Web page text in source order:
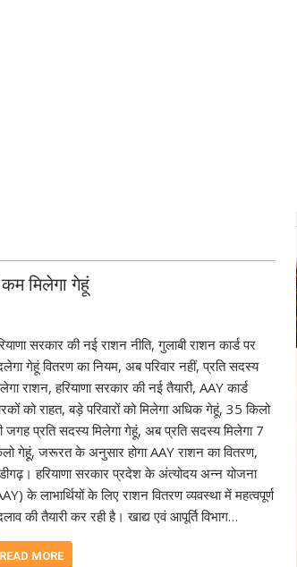
कम मिलेगा गेहूं
सरकार की नई राशन नीति, गुलाबी राशन कार्ड पर
गेहूं वितरण का नियम, अब परिवार नहीं, प्रति सदस्य
राशन, हरियाणा सरकार की नई तैयारी, AAY कार्ड
को राहत, बड़े परिवारों को मिलेगा अधिक गेहूं, 35 किलो
जगह प्रति सदस्य मिलेगा गेहूं, अब प्रति सदस्य मिलेगा 7
गेहूं, जरूरत के अनुसार होगा AAY राशन का वितरण,
हरियाणा सरकार प्रदेश के अंत्योदय अन्न योजना
के लाभार्थियों के लिए राशन वितरण व्यवस्था में महत्वपूर्ण
की तैयारी कर रही है। खाद्य एवं आपूर्ति विभाग…
READ MORE